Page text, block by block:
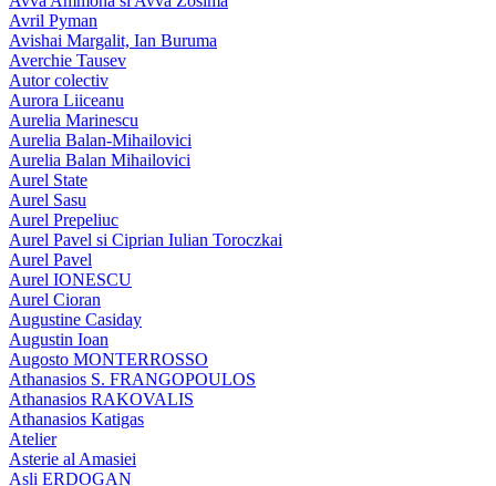
Avril Pyman
Avishai Margalit, Ian Buruma
Averchie Tausev
Autor colectiv
Aurora Liiceanu
Aurelia Marinescu
Aurelia Balan-Mihailovici
Aurelia Balan Mihailovici
Aurel State
Aurel Sasu
Aurel Prepeliuc
Aurel Pavel si Ciprian Iulian Toroczkai
Aurel Pavel
Aurel IONESCU
Aurel Cioran
Augustine Casiday
Augustin Ioan
Augosto MONTERROSSO
Athanasios S. FRANGOPOULOS
Athanasios RAKOVALIS
Athanasios Katigas
Atelier
Asterie al Amasiei
Asli ERDOGAN